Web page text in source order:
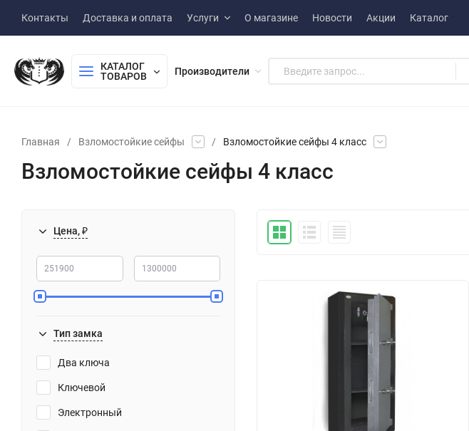
Контакты Доставка и оплата Услуги О магазине Новости Акции Каталог
КАТАЛОГ
ТОВАРОВ
Производители
Главная / Взломостойкие сейфы / Взломостойкие сейфы 4 класс
Взломостойкие сейфы 4 класс
Цена, ₽
Тип замка
Два ключа
Ключевой
Электронный